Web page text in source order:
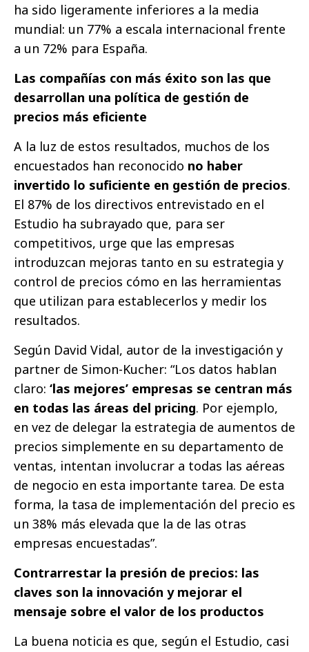
ha sido ligeramente inferiores a la media
mundial: un 77% a escala internacional frente
a un 72% para España.
Las compañías con más éxito son las que
desarrollan una política de gestión de
precios más eficiente
A la luz de estos resultados, muchos de los
encuestados han reconocido no haber
invertido lo suficiente en gestión de precios.
El 87% de los directivos entrevistado en el
Estudio ha subrayado que, para ser
competitivos, urge que las empresas
introduzcan mejoras tanto en su estrategia y
control de precios cómo en las herramientas
que utilizan para establecerlos y medir los
resultados.
Según David Vidal, autor de la investigación y
partner de Simon-Kucher: “Los datos hablan
claro: ‘las mejores’ empresas se centran más
en todas las áreas del pricing. Por ejemplo,
en vez de delegar la estrategia de aumentos de
precios simplemente en su departamento de
ventas, intentan involucrar a todas las aéreas
de negocio en esta importante tarea. De esta
forma, la tasa de implementación del precio es
un 38% más elevada que la de las otras
empresas encuestadas”.
Contrarrestar la presión de precios: las
claves son la innovación y mejorar el
mensaje sobre el valor de los productos
La buena noticia es que, según el Estudio, casi